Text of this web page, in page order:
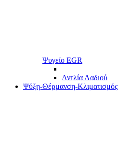
Ψυγείο EGR
Αντλία Λαδιού
Ψύξη-Θέρμανση-Κλιματισμός